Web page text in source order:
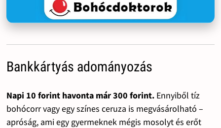
Bankkártyás adományozás
Napi 10 forint havonta már 300 forint.Ennyiből tíz
bohócorr vagy egy színes ceruza is megvásárolható –
apróság, ami egy gyermeknek mégis mosolyt és erőt